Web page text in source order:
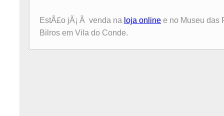
EstÃ£o jÃ¡ Ã venda na loja online e no Museu das
Bilros em Vila do Conde.